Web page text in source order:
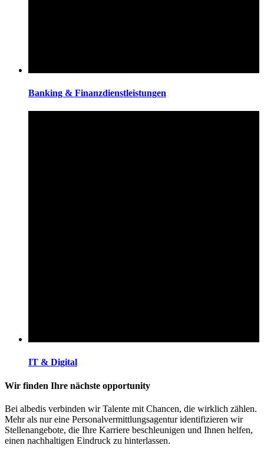
Banking & Finanzdienstleistungen
IT & Digital
Wir finden Ihre nächste opportunity
Bei albedis verbinden wir Talente mit Chancen, die wirklich zählen.
Mehr als nur eine Personalvermittlungsagentur identifizieren wir
Stellenangebote, die Ihre Karriere beschleunigen und Ihnen helfen,
einen nachhaltigen Eindruck zu hinterlassen.